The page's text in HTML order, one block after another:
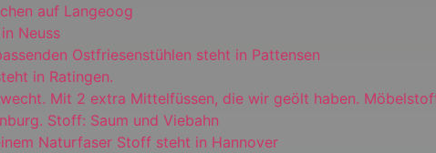
auf Langeoog
Neuss
Ostfriesenstühlen steht in Pattensen
in Ratingen.
Mit 2 extra Mittelfüssen, die wir geölt haben.
Stoff: Saum und Viebahn
Naturfaser Stoff steht in Hannover